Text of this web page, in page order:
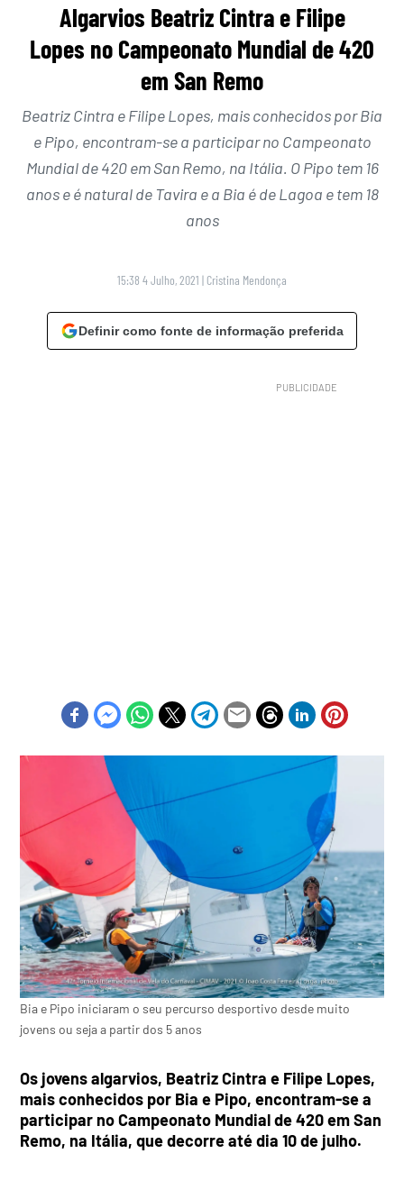
Algarvios Beatriz Cintra e Filipe
Lopes no Campeonato Mundial de 420
em San Remo
Beatriz Cintra e Filipe Lopes, mais conhecidos por Bia
e Pipo, encontram-se a participar no Campeonato
Mundial de 420 em San Remo, na Itália. O Pipo tem 16
anos e é natural de Tavira e a Bia é de Lagoa e tem 18
anos
15:38 4 Julho, 2021 | Cristina Mendonça
Definir como fonte de informação preferida
Bia e Pipo iniciaram o seu percurso desportivo desde muito
jovens ou seja a partir dos 5 anos
Os jovens algarvios, Beatriz Cintra e Filipe Lopes,
mais conhecidos por Bia e Pipo, encontram-se a
participar no Campeonato Mundial de 420 em San
Remo, na Itália, que decorre até dia 10 de julho.